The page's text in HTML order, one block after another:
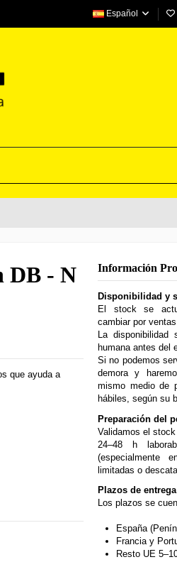
Español
DB - N
que ayuda a
Información
Disponibilidad y
El stock se
cambiar por
La disponibilidad
humana antes del
Si no podemos
demora y
mismo medio de
hábiles, según su
Preparación del
Validamos el
24–48 h
(especialmente
limitadas o
Plazos de entrega
Los plazos se
España
Francia y
Resto UE